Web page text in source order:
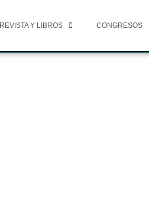
REVISTA Y LIBROS CONGRESOS